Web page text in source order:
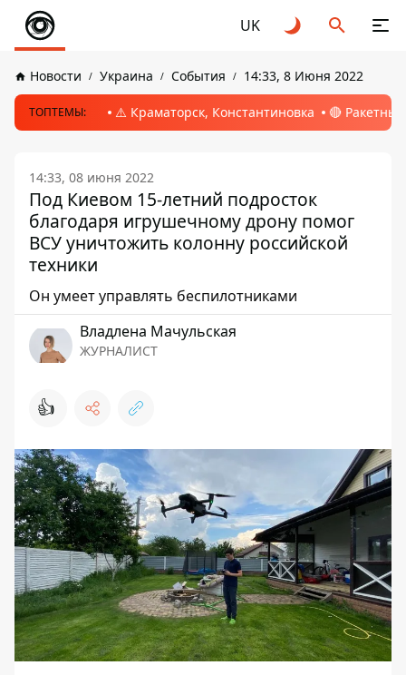
UK
Новости Украина События 14:33, 8 Июня 2022
ТОПТЕМЫ: ⚠️ Краматорск, Константиновка 🔴
14:33, 08 июня 2022
Под Киевом 15-летний подросток
благодаря игрушечному дрону помог
ВСУ уничтожить колонну российской
техники
Он умеет управлять беспилотниками
Владлена Мачульская
ЖУРНАЛИСТ
👍